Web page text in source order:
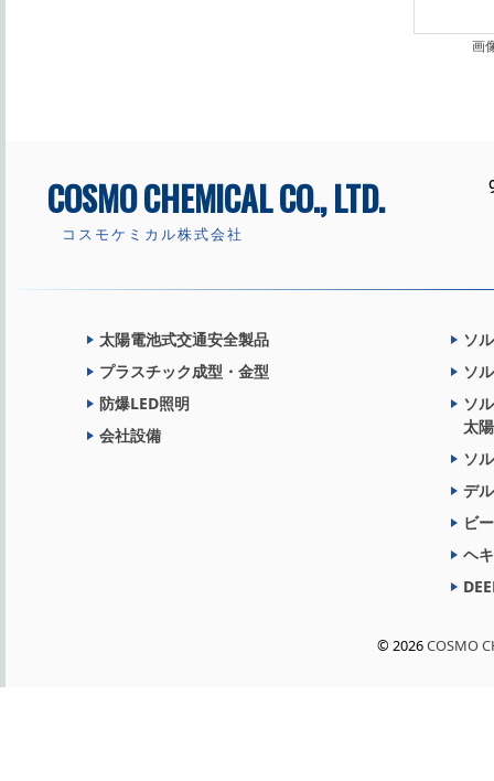
画
COSMO CHEMICAL CO., LTD.
コスモケミカル株式会社
太陽電池式交通安全製品
プラスチック成型・金型
防爆LED照明
会社設備
ソ
ソ
ソ
太
ソ
デ
ビ
ヘ
© 2026COSMO